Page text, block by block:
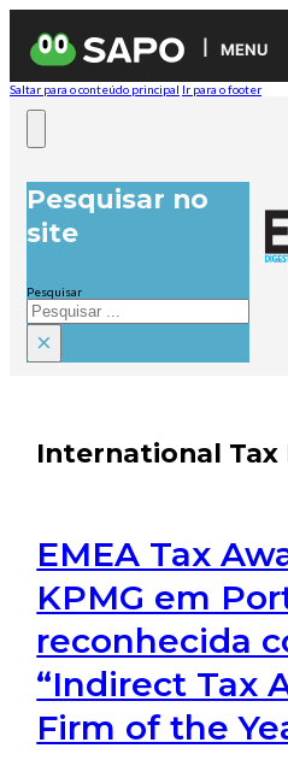
MENU
Saltar para o conteúdo principal Ir para o footer
Pesquisar no
site
Pesquisar
×
International Tax
EMEA Tax
KPMG em
reconhecida
“Indirect Tax
Firm of the